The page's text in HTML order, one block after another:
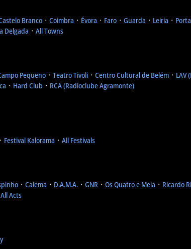
Branco ᛫ Coimbra ᛫ Évora ᛫ Faro ᛫ Guarda ᛫ Leiria ᛫
Delgada ᛫ All Towns
Pequeno ᛫ Teatro Tivoli ᛫ Centro Cultural de Belém ᛫ LAV
᛫ Hard Club ᛫ RCA (Radioclube Agramonte)
᛫ Festival Kalorama ᛫ All Festivals
᛫ Calema ᛫ D.A.M.A. ᛫ GNR ᛫ Os Quatro e Meia ᛫ Ricardo
All Acts